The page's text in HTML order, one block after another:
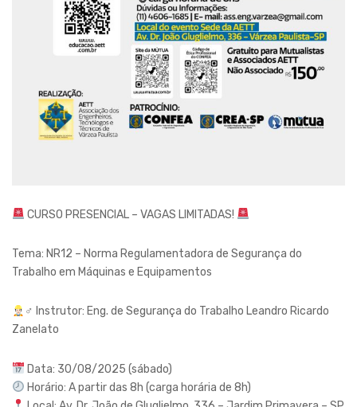
CURSO PRESENCIAL – VAGAS LIMITADAS!
Tema: NR12 – Norma Regulamentadora de Segurança do
Trabalho em Máquinas e Equipamentos
‍♂ Instrutor: Eng. de Segurança do Trabalho Leandro Ricardo
Zanelato
Data: 30/08/2025 (sábado)
Horário: A partir das 8h (carga horária de 8h)